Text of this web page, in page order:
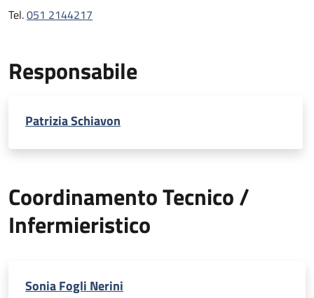
Tel.051 2144217
Responsabile
Patrizia Schiavon
Coordinamento Tecnico /
Infermieristico
Sonia Fogli Nerini